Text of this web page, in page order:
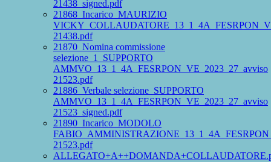
21438_signed.pdf
21868_Incarico_MAURIZIO
21438.pdf
21870_Nomina commissione
selezione_1_SUPPORTO
AMMVO_13_1_4A_FESRPON_VE_2023_27_avviso
21523.pdf
21886_Verbale selezione_SUPPORTO
AMMVO_13_1_4A_FESRPON_VE_2023_27_avviso
21523_signed.pdf
21890_Incarico_MODOLO
21523.pdf